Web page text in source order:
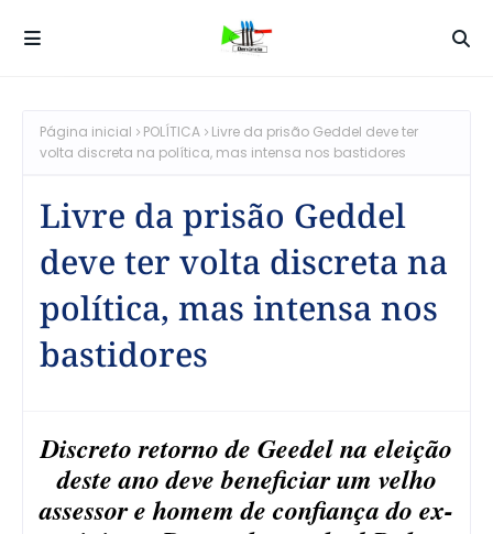
Página inicial POLÍTICA
Livre da prisão Geddel deve ter
volta discreta na política, mas intensa nos bastidores
Livre da prisão Geddel
deve ter volta discreta na
política, mas intensa nos
bastidores
Discreto retorno de Geedel na eleição
deste ano deve beneficiar um velho
assessor e homem de confiança do ex-